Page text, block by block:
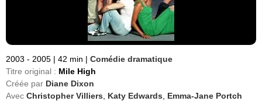
2003 - 2005 | 42 min | Comédie dramatique
Titre original : Mile High
Créée par Diane Dixon
Avec Christopher Villiers Katy Edwards
Emma-Jane Portch